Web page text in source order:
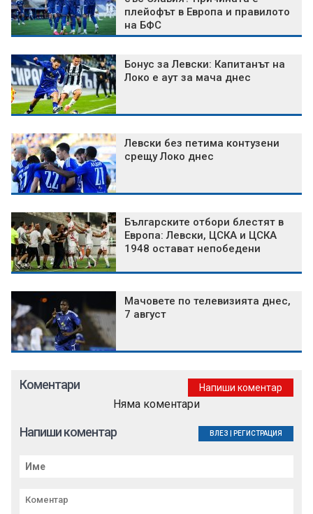
плейофът в Европа и правилото
на БФС
Бонус за Левски: Капитанът на
Локо е аут за мача днес
Левски без петима контузени
срещу Локо днес
Българските отбори блестят в
Европа: Левски, ЦСКА и ЦСКА
1948 остават непобедени
Мачовете по телевизията днес,
7 август
Коментари Напиши коментар
Няма коментари
Напиши коментар ВЛЕЗ РЕГИСТРАЦИЯ